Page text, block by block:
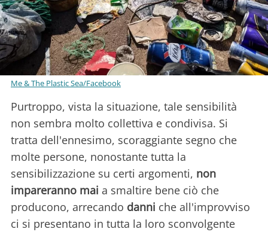
Me & The Plastic Sea/Facebook
Purtroppo, vista la situazione, tale sensibilità
non sembra molto collettiva e condivisa. Si
tratta dell'ennesimo, scoraggiante segno che
molte persone, nonostante tutta la
sensibilizzazione su certi argomenti, non
impareranno mai a smaltire bene ciò che
producono, arrecando danni che all'improvviso
ci si presentano in tutta la loro sconvolgente